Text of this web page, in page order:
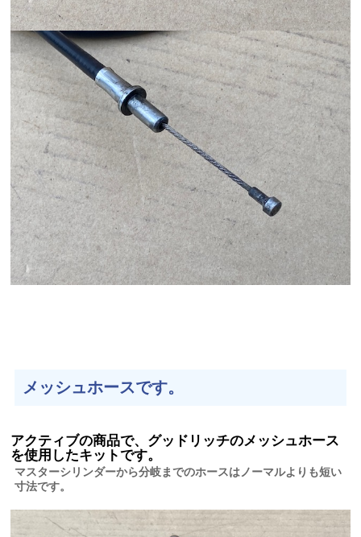
メッシュホースです。
アクティブの商品で、グッドリッチのメッシュホース
を使用したキットです。
マスターシリンダーから分岐までのホースはノーマルよりも短い
寸法です。